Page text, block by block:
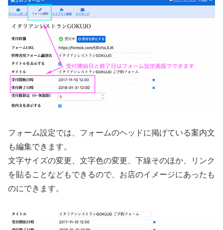
フォーム設定では、フォームのヘッドに掲げている案内文
も編集できます。
文字サイズの変更、文字色の変更、下線そのほか、リンク
を貼ることなどもできるので、お店のイメージにあったも
のにできます。